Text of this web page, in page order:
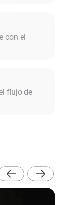
con el
flujo de